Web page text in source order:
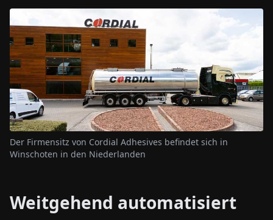
Der Firmensitz von Cordial Adhesives befindet sich in
Winschoten in den Niederlanden
Weitgehend automatisiert